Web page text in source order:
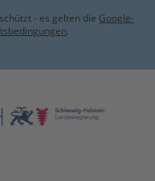
- es gelten die Google-
.